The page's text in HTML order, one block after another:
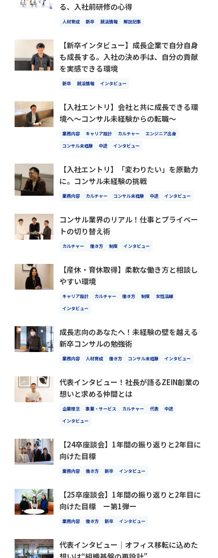
る、入社前研修の心得
人材育成 新卒 就活情報 解説記事
【新卒インタビュー】成長企業で自分自身
も成長する。入社の決め手は、自分の貢献
を実感できる環境
新卒 就活情報 インタビュー
【入社エントリ】会社と共に成長できる環
境へ〜コンサル未経験からの転職〜
業務内容 キャリア設計 カルチャー
エンジニア出身
コンサル未経験
中途 インタビュー
【入社エントリ】「変わりたい」を原動力
に。コンサル未経験の挑戦
業務内容 カルチャー コンサル未経験 中途 インタビュー
コンサル業界のリアル！仕事とプライベー
トの切り替え術
カルチャー 働き方 制度 インタビュー
【産休・育休取得】柔軟な働き方と相談し
やすい環境
キャリア設計 カルチャー 働き方 制度
女性活躍
インタビュー
成長志向のあなたへ！未経験の壁を越える
新卒コンサルの勉強術
業務内容 人材育成 働き方 コンサル未経験 インタビュー
代表インタビュー！社長が語るZEIN創業の
想いと求める仲間とは
企業理念 事業・サービス カルチャー 代表
中途
インタビュー
【24卒座談会】1年間の振り返りと2年目に
向けた目標
業務内容 働き方 新卒 インタビュー
【25卒座談会】1年間の振り返りと2年目に
向けた目標 ー第1弾ー
業務内容 働き方 新卒 インタビュー
代表インタビュー｜オフィス移転に込めた